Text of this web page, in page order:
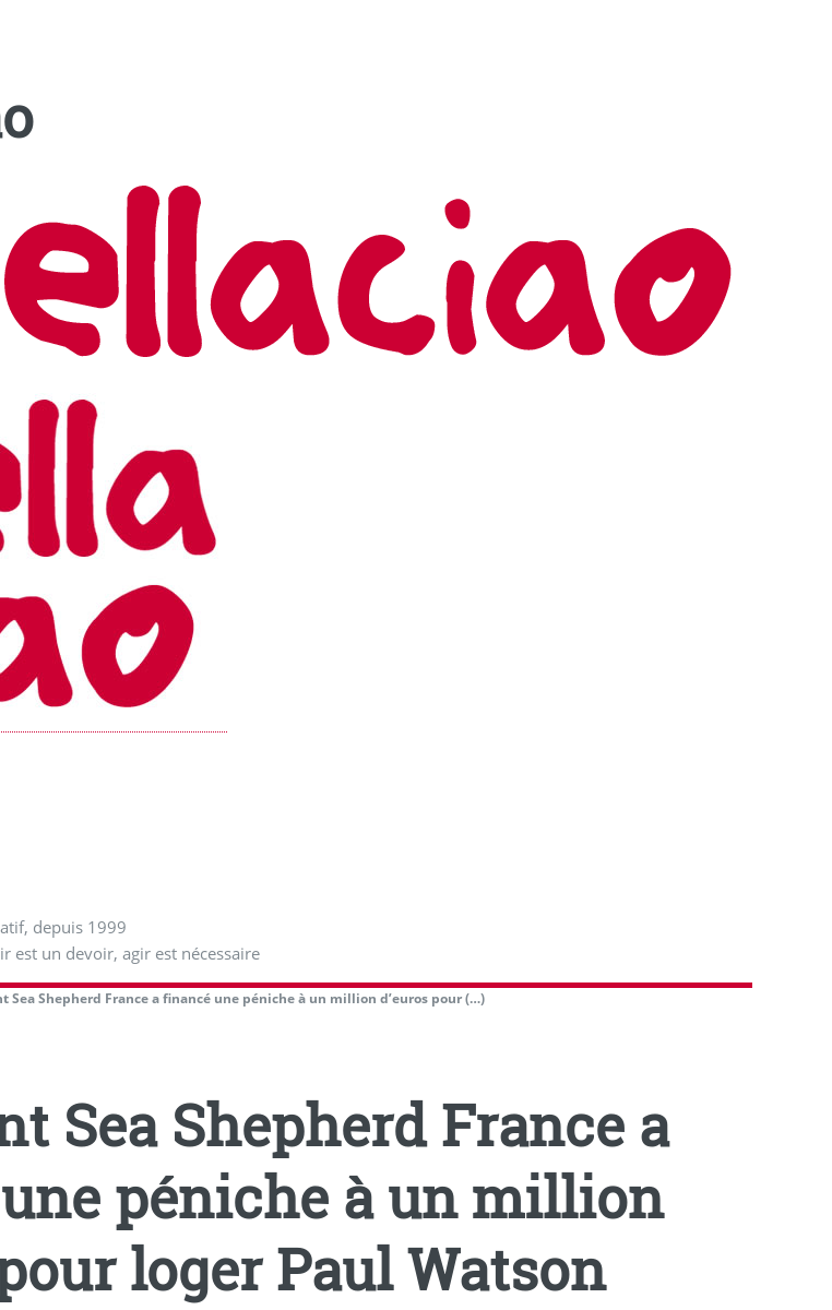
depuis 1999
est un devoir, agir est nécessaire
Sea Shepherd France a financé une péniche à un million d’euros pour (…)
Sea Shepherd France a
péniche à un million
loger Paul Watson